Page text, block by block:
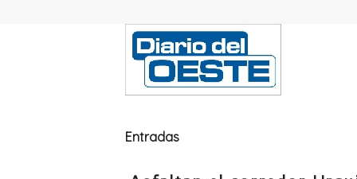
Entradas